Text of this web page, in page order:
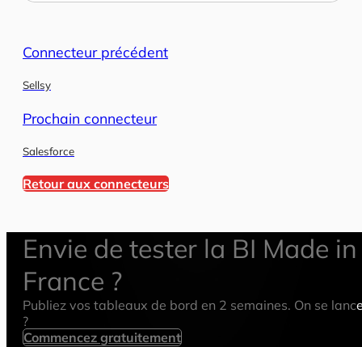
Connecteur précédent
Sellsy
Prochain connecteur
Salesforce
Retour aux connecteurs
Envie de tester la BI Made in
France ?
Publiez vos tableaux de bord en 2 semaines. On se
?
Commencez gratuitement